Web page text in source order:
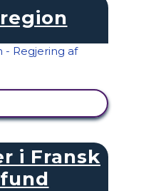
i Fransk